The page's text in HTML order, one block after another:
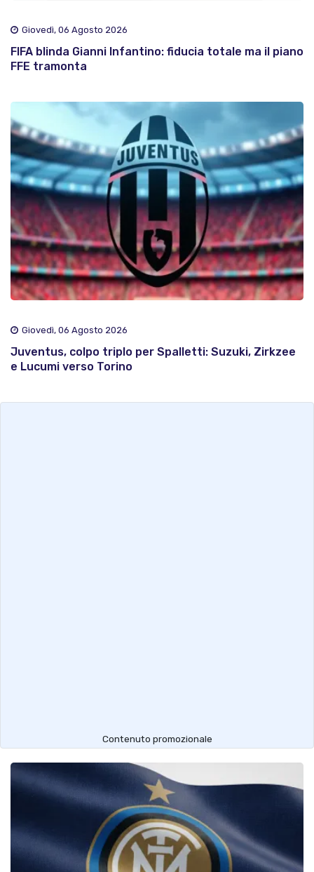
Giovedì, 06 Agosto 2026
FIFA blinda Gianni Infantino: fiducia totale ma il piano
FFE tramonta
Giovedì, 06 Agosto 2026
Juventus, colpo triplo per Spalletti: Suzuki, Zirkzee
e Lucumi verso Torino
Contenuto promozionale